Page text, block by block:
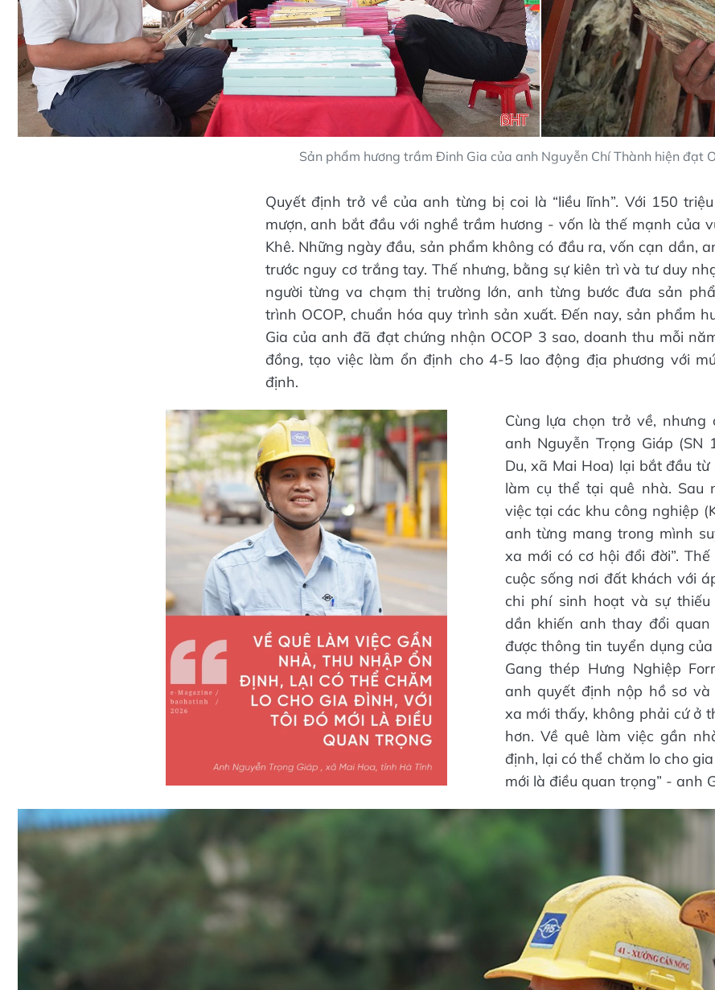
Sản phẩm hương trầm Đinh Gia của anh Nguyễn Chí Thành hiện đạt
Quyết định trở về của anh từng bị coi là “liều lĩnh”. Với 150
mượn, anh bắt đầu với nghề trầm hương - vốn là thế mạnh của
Khê. Những ngày đầu, sản phẩm không có đầu ra, vốn cạn dần,
trước nguy cơ trắng tay. Thế nhưng, bằng sự kiên trì và tư duy
người từng va chạm thị trường lớn, anh từng bước đưa sản
trình OCOP, chuẩn hóa quy trình sản xuất. Đến nay, sản phẩm
Gia của anh đã đạt chứng nhận OCOP 3 sao, doanh thu mỗi
đồng, tạo việc làm ổn định cho 4-5 lao động địa phương với
định.
Cùng lựa chọn trở về, nhưng
anh Nguyễn Trọng Giáp (SN
Du, xã Mai Hoa) lại bắt đầu từ
làm cụ thể tại quê nhà. Sau
việc tại các khu công nghiệp
anh từng mang trong mình
xa mới có cơ hội đổi đời”.
cuộc sống nơi đất khách với
chi phí sinh hoạt và sự
dần khiến anh thay đổi quan
được thông tin tuyển dụng
Gang thép Hưng Nghiệp
anh quyết định nộp hồ sơ và
xa mới thấy, không phải cứ ở
hơn. Về quê làm việc gần
định, lại có thể chăm lo cho
mới là điều quan trọng” - anh